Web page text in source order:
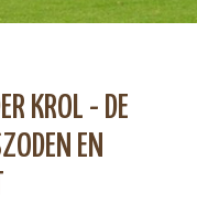
KROL - DE
EN